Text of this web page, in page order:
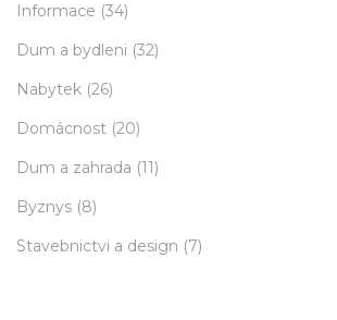
Informace (34)
Dum a bydleni (32)
Nabytek (26)
Domácnost (20)
Dum a zahrada (11)
Byznys (8)
Stavebnictvi a design (7)